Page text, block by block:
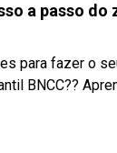
a passo do
para fazer o
BNCC??